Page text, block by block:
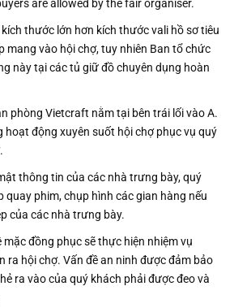
are allowed by the fair organiser.
thước lớn hơn kích thước vali hồ sơ tiêu
mang vào hội chợ, tuy nhiên Ban tổ chức
này tại các tủ giữ đồ chuyên dụng hoàn
phòng Vietcraft nằm tại bên trái lối vào A.
hoạt động xuyên suốt hội chợ phục vụ quý
thông tin của các nhà trưng bày, quý
quay phim, chụp hình các gian hàng nếu
của các nhà trưng bày.
mặc đồng phục sẽ thực hiện nhiệm vụ
ra hội chợ. Vấn đề an ninh được đảm bảo
ra vào của quý khách phải được đeo và